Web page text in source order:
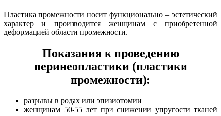
Пластика промежности носит функционально – эстетический
характер и производится женщинам с приобретенной
деформацией области промежности.
Показания к проведению
перинеопластики (пластики
промежности):
разрывы в родах или эпизиотомии
женщинам 50-55 лет при снижении упругости тканей